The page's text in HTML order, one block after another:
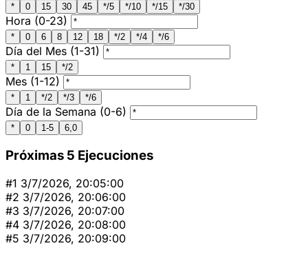
* 0 15 30 45 */5 */10 */15 */30
Hora (0-23)
* 0 6 8 12 18 */2 */4 */6
Día del Mes (1-31)
* 1 15 */2
Mes (1-12)
* 1 */2 */3 */6
Día de la Semana (0-6)
* 0 1-5 6,0
Próximas 5 Ejecuciones
#1 3/7/2026, 20:05:00
#2 3/7/2026, 20:06:00
#3 3/7/2026, 20:07:00
#4 3/7/2026, 20:08:00
#5 3/7/2026, 20:09:00